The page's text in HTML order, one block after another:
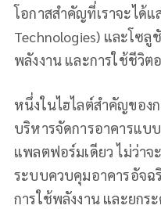
โอกาสสำคัญที่เราจะได้
Technologies) และโซ
พลังงาน และการใช้ชีวิต
หนึ่งในไฮไลต์สำคัญของ
บริหารจัดการอาคารแบ
แพลตฟอร์มเดียว ไม่ว่า
ระบบควบคุมอาคารอัจฉ
การใช้พลังงาน และยก